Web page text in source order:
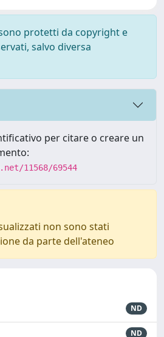
protetti da copyright e
salvo diversa
per citare o creare un
11568/69544
non sono stati
da parte dell'ateneo
ND
ND